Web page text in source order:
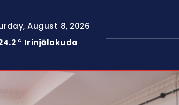
August 8, 2026
C Irinjālakuda